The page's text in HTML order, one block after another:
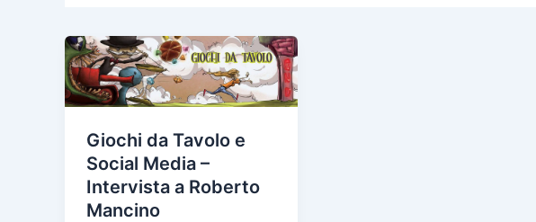
Giochi da Tavolo e
Social Media –
Intervista a Roberto
Mancino